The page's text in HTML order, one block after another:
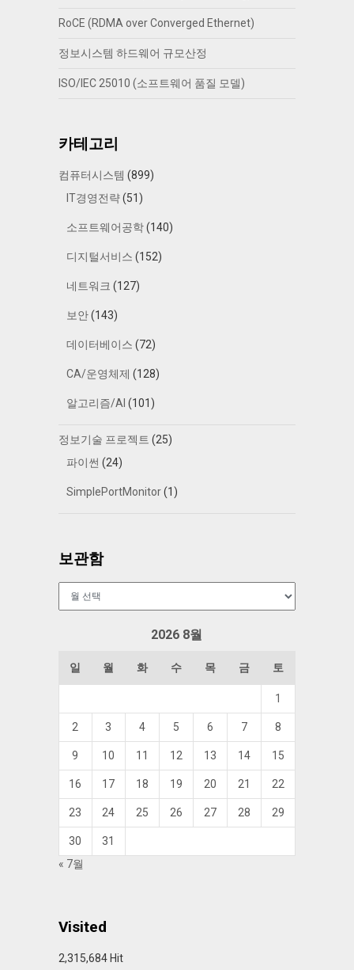
RoCE (RDMA over Converged Ethernet)
정보시스템 하드웨어 규모산정
ISO/IEC 25010 (소프트웨어 품질 모델)
카테고리
컴퓨터시스템 (899)
IT경영전략(51)
소프트웨어공학(140)
디지털서비스 (152)
네트워크 (127)
보안(143)
데이터베이스 (72)
CA/운영체제 (128)
알고리즘/AI (101)
정보기술 프로젝트 (25)
파이썬 (24)
SimplePortMonitor(1)
보관함
2026 8월
일 월 화 수 목 금 토
1
2 3 4 5 6 7 8
9 10 11 12 13 14 15
16 17 18 19 20 21 22
23 24 25 26 27 28 29
30
31
« 7월
Visited
2,315,684 Hit